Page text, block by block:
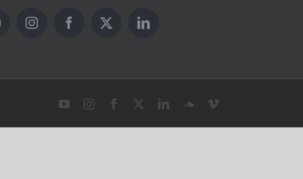
YouTubeInstagramFacebook LinkedInSoundCloud
Vimeo